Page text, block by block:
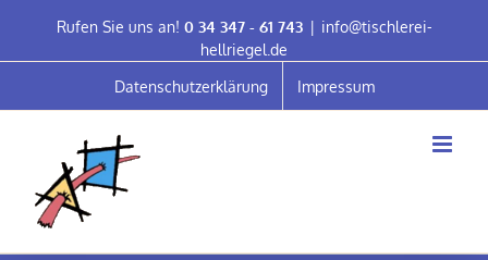
content
Rufen Sie uns an! 0 34 347 - 61 743 | info@tischlerei-
hellriegel.de
Datenschutzerklärung
Impressum